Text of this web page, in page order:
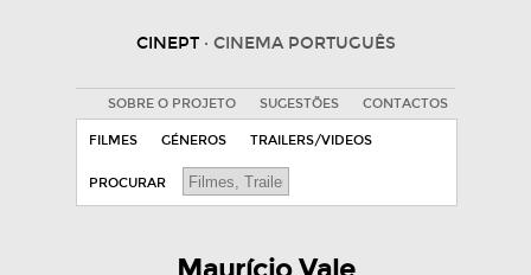
CINEPT · CINEMA PORTUGUÊS
SOBRE O PROJETO SUGESTÕES CONTACTOS
FILMES GÉNEROS TRAILERS/VIDEOS
PROCURAR